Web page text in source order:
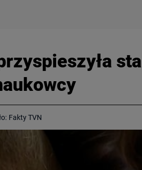
Fakty TVN